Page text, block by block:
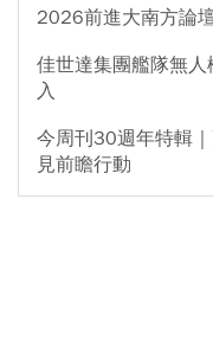
2026前進大南方論
佳世達集團艦隊無
入
今周刊30週年特輯
見前瞻行動